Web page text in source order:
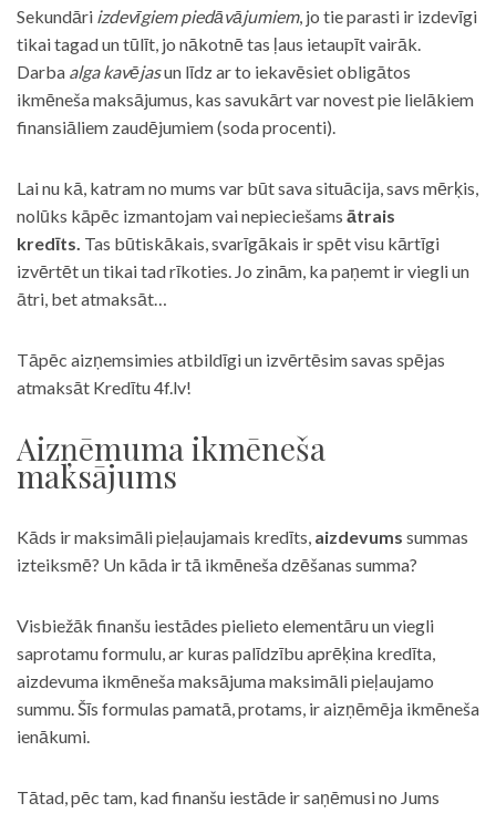
Sekundāri izdevīgiem piedāvājumiem, jo tie parasti ir izdevīgi
tikai tagad un tūlīt, jo nākotnē tas ļaus ietaupīt vairāk.
Darba alga kavējasun līdz ar to iekavēsiet obligātos
ikmēneša maksājumus, kas savukārt var novest pie lielākiem
finansiāliem zaudējumiem (soda procenti).
Lai nu kā, katram no mums var būt sava situācija, savs mērķis,
nolūks kāpēc izmantojam vai nepieciešams ātrais
kredīts. Tas būtiskākais, svarīgākais ir spēt visu kārtīgi
izvērtēt un tikai tad rīkoties. Jo zinām, ka paņemt ir viegli un
ātri, bet atmaksāt…
Tāpēc aizņemsimies atbildīgi un izvērtēsim savas spējas
atmaksāt Kredītu 4f.lv!
Aizņēmuma ikmēneša
maksājums
Kāds ir maksimāli pieļaujamais kredīts, aizdevums summas
izteiksmē? Un kāda ir tā ikmēneša dzēšanas summa?
Visbiežāk finanšu iestādes pielieto elementāru un viegli
saprotamu formulu, ar kuras palīdzību aprēķina kredīta,
aizdevuma ikmēneša maksājuma maksimāli pieļaujamo
summu. Šīs formulas pamatā, protams, ir aizņēmēja ikmēneša
ienākumi.
Tātad, pēc tam, kad finanšu iestāde ir saņēmusi no Jums